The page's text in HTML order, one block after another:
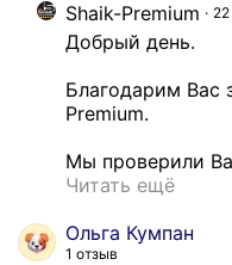
Shaik-Premium
Добрый день.
Благодарим Вас
Premium.
Мы проверили
Читать ещё
Ольга Кумпан
1 отзыв